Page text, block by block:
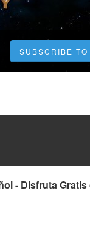
SUBSCRIBE TO
- Disfruta Gratis